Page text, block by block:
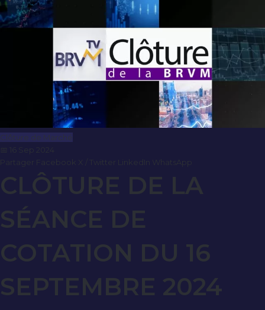
Clôture de Marché
CLÔTURE DE LA
SÉANCE DE
COTATION DU 16
SEPTEMBRE 2024